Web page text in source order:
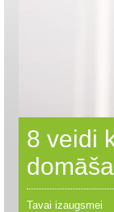
8 veidi
Tavai izaugsmei